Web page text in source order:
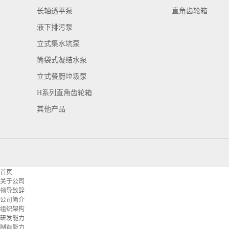
长轴透平泵
液下排污泵
立式集水坑泵
筒袋式凝结水泵
立式餐厨垃圾泵
H系列直角齿轮箱
其他产品
直角齿轮箱
首页
关于公司
领导致辞
公司简介
组织架构
研发能力
制造能力